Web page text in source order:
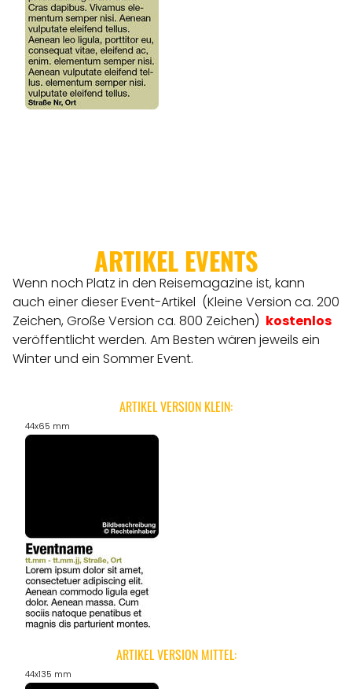
ARTIKEL EVENTS
Wenn noch Platz in den Reisemagazine ist, kann
auch einer dieser Event-Artikel (Kleine Version ca. 200
Zeichen, Große Version ca. 800 Zeichen) kostenlos
veröffentlicht werden. Am Besten wären jeweils ein
Winter und ein Sommer Event.
ARTIKEL VERSION KLEIN:
44x65 mm
ARTIKEL VERSION MITTEL:
44x135 mm